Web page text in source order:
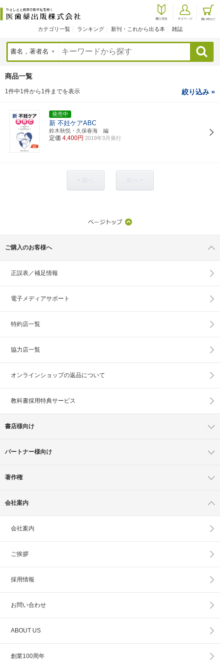
カテゴリ一覧 ランキング 新刊・これから出る本 雑誌
検索
商品一覧
1件中1件から1件までを表示 絞り込み »
発売中
新 不妊ケアABC
鈴木秋悦・久保春海 編
定価 4,400円 2019年3月発行
ご購入のお客様へ
正誤表／補足情報
電子メディアサポート
特約店一覧
協力店一覧
オンラインショップの返品について
教科書採用特典サービス
書店様向け
パートナー様向け
著作権
会社案内
会社案内
ご挨拶
採用情報
お問い合わせ
ABOUT US
創業100周年